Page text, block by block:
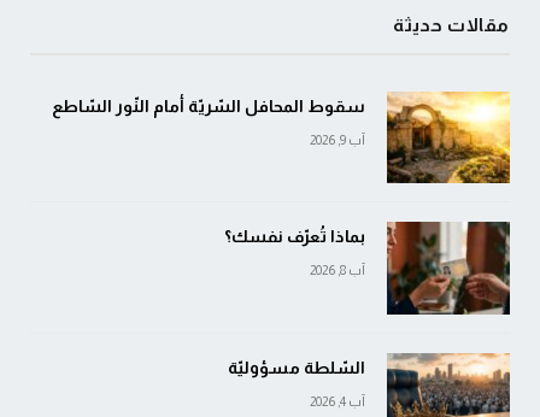
مقالات حديثة
سقوط المحافل السّريّة أمام النّور السّاطع
آب 9, 2026
بماذا تُعرّف نفسك؟
آب 8, 2026
السّلطة مسؤوليّة
آب 4, 2026